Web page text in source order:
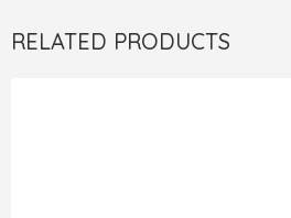
RELATED PRODUCTS